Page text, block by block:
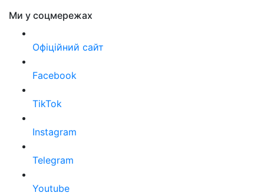
Ми у соцмережах
Офіційний сайт
Facebook
TikTok
Instagram
Telegram
Youtube